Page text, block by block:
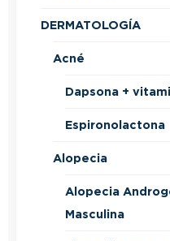
DERMATOLOGÍA
Acné
Dapsona +
Espironolactona
Alopecia
Alopecia
Masculina